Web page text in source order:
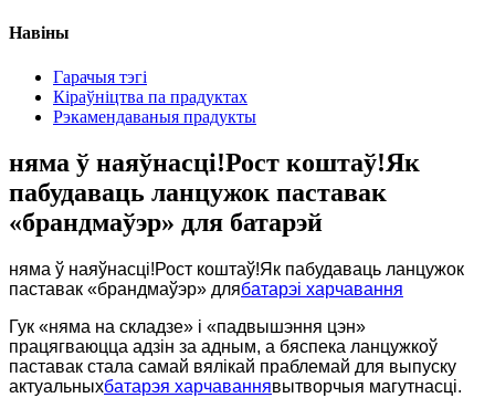
Навіны
Гарачыя тэгі
Кіраўніцтва па прадуктах
Рэкамендаваныя прадукты
няма ў наяўнасці!Рост коштаў!Як
пабудаваць ланцужок паставак
«брандмаўэр» для батарэй
няма ў наяўнасці!Рост коштаў!Як пабудаваць ланцужок
паставак «брандмаўэр» длябатарэі харчавання
Гук «няма на складзе» і «падвышэння цэн»
працягваюцца адзін за адным, а бяспека ланцужкоў
паставак стала самай вялікай праблемай для выпуску
актуальныхбатарэя харчаваннявытворчыя магутнасці.